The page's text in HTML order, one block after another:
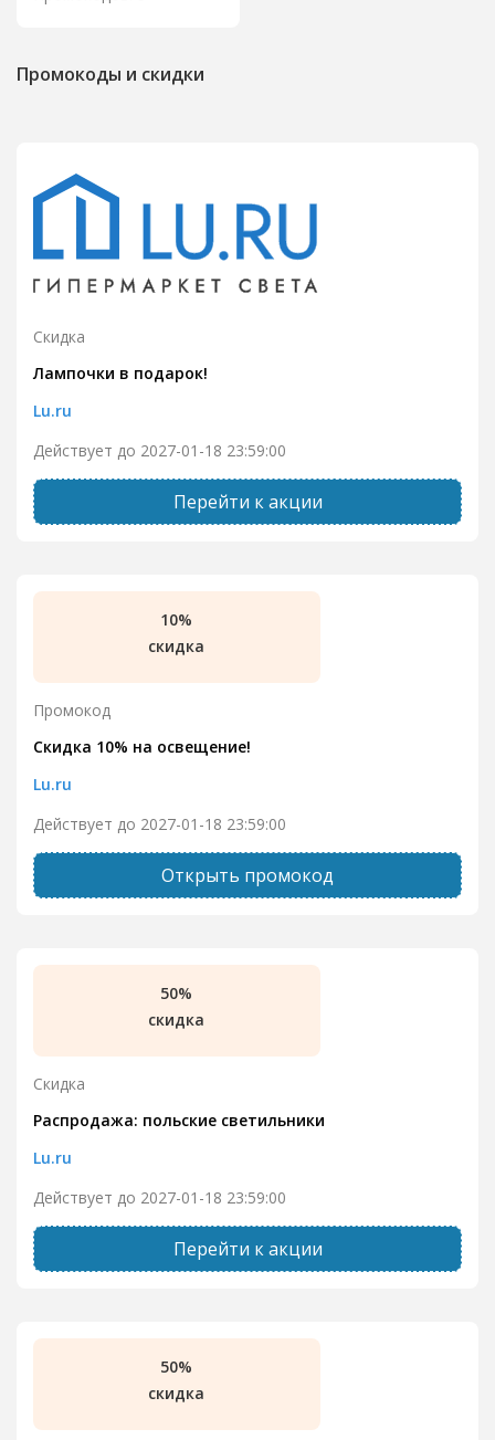
Промокоды и скидки
Скидка
Лампочки в подарок!
Lu.ru
Действует до 2027-01-18 23:59:00
Перейти к акции
10%
скидка
Промокод
Скидка 10% на освещение!
Lu.ru
Действует до 2027-01-18 23:59:00
Открыть промокод
50%
скидка
Скидка
Распродажа: польские светильники
Lu.ru
Действует до 2027-01-18 23:59:00
Перейти к акции
50%
скидка